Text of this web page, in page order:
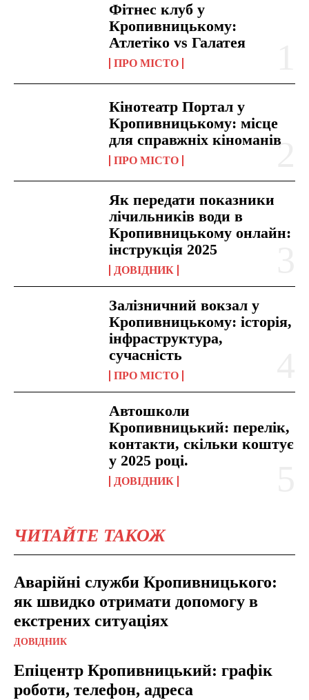
Фітнес клуб у
Кропивницькому:
Атлетіко vs Галатея
ПРО МІСТО
Кінотеатр Портал у
Кропивницькому: місце
для справжніх кіноманів
ПРО МІСТО
Як передати показники
лічильників води в
Кропивницькому онлайн:
інструкція 2025
ДОВІДНИК
Залізничний вокзал у
Кропивницькому: історія,
інфраструктура,
сучасність
ПРО МІСТО
Автошколи
Кропивницький: перелік,
контакти, скільки коштує
у 2025 році.
ДОВІДНИК
ЧИТАЙТЕ ТАКОЖ
Аварійні служби Кропивницького:
як швидко отримати допомогу в
екстрених ситуаціях
ДОВІДНИК
Епіцентр Кропивницький: графік
роботи, телефон, адреса